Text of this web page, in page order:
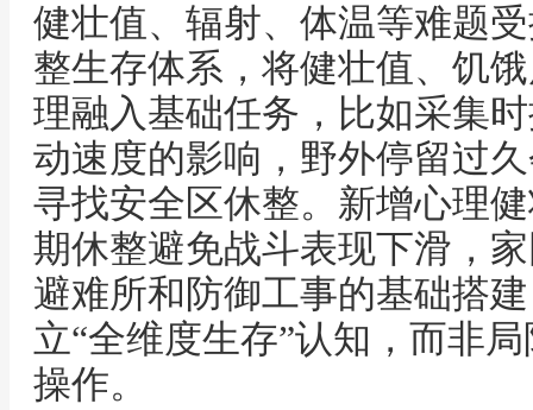
健壮值、辐射、体温等难题
整生存体系，将健壮值、饥
理融入基础任务，比如采集
动速度的影响，野外停留过
寻找安全区休整。新增心理
期休整避免战斗表现下滑，
避难所和防御工事的基础搭
立“全维度生存”认知，而非
操作。